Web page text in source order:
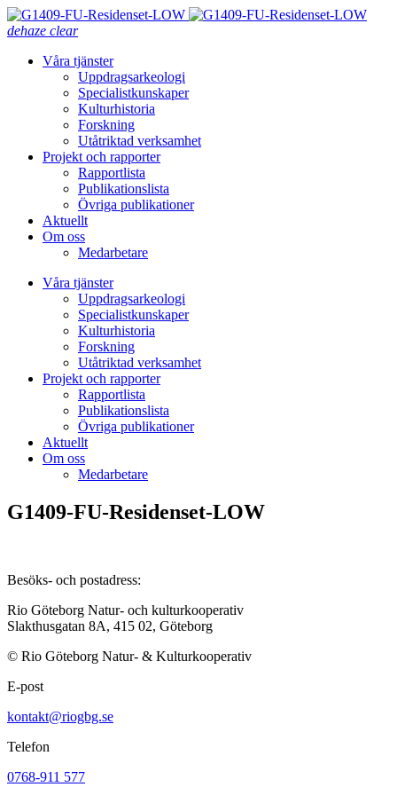
dehaze clear
Våra tjänster
Uppdragsarkeologi
Specialistkunskaper
Kulturhistoria
Forskning
Utåtriktad verksamhet
Projekt och rapporter
Rapportlista
Publikationslista
Övriga publikationer
Aktuellt
Om oss
Medarbetare
Våra tjänster
Uppdragsarkeologi
Specialistkunskaper
Kulturhistoria
Forskning
Utåtriktad verksamhet
Projekt och rapporter
Rapportlista
Publikationslista
Övriga publikationer
Aktuellt
Om oss
Medarbetare
G1409-FU-Residenset-LOW
Besöks- och postadress:
Rio Göteborg Natur- och kulturkooperativ
Slakthusgatan 8A, 415 02, Göteborg
© Rio Göteborg Natur- & Kulturkooperativ
E-post
kontakt@riogbg.se
Telefon
0768-911 577